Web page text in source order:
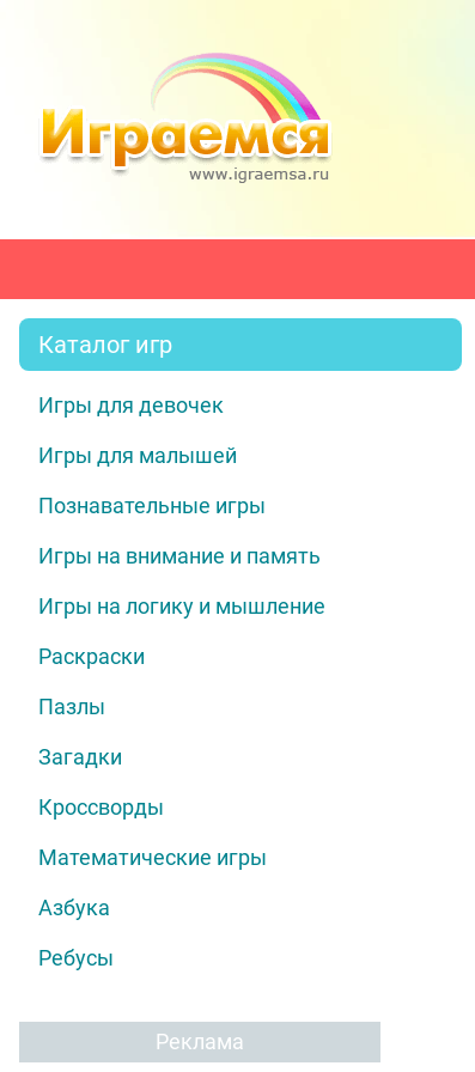
Каталог игр
Игры для девочек
Игры для малышей
Познавательные игры
Игры на внимание и память
Игры на логику и мышление
Раскраски
Пазлы
Загадки
Кроссворды
Математические игры
Азбука
Ребусы
Реклама